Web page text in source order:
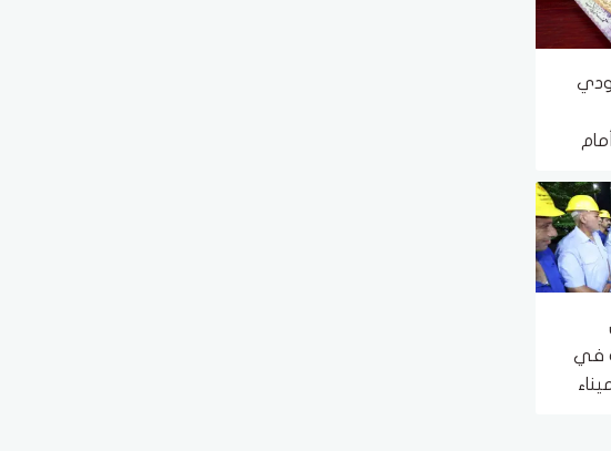
أغسطس 2026 أمام
في